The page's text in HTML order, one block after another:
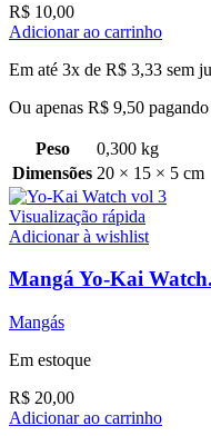
R$ 10,00
Adicionar ao carrinho
Em até 3x de R$ 3,33 sem
Ou apenas R$ 9,50
Peso
0,300 kg
Dimensões 20 × 15 × 5 cm
Visualização rápida
Adicionar à wishlist
Mangá Yo-Kai
Mangás
Em estoque
R$ 20,00
Adicionar ao carrinho